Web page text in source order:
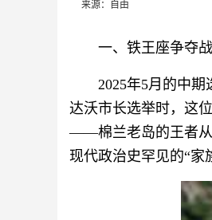
来源：自由
一、铁王座争夺
2025年5月的中
达沃市长选举时，这
——棉兰老岛的王者从
现代政治史罕见的“家